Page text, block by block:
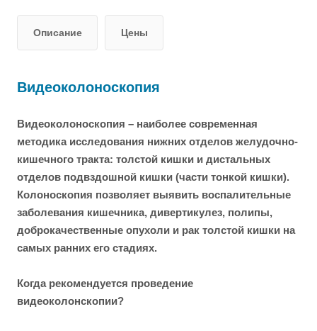
Описание Цены
Видеоколоноскопия
Видеоколоноскопия – наиболее современная
методика исследования нижних отделов желудочно-
кишечного тракта: толстой кишки и дистальных
отделов подвздошной кишки (части тонкой кишки).
Колоноскопия позволяет выявить воспалительные
заболевания кишечника, дивертикулез, полипы,
доброкачественные опухоли и рак толстой кишки на
самых ранних его стадиях.
Когда рекомендуется проведение
видеоколонскопии?